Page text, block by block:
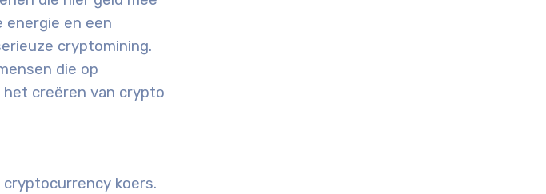
energie en een
cryptomining.
die op
creëren van crypto
cryptocurrency koers.